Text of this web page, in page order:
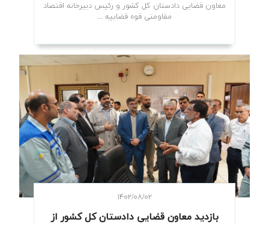
معاون قضایی دادستان کل کشور و رئیس دبیرخانه اقتصاد
مقاومتی قوه قضاییه ...
۱۴۰۲/۰۸/۰۲
بازدید معاون قضایی دادستان کل کشور از